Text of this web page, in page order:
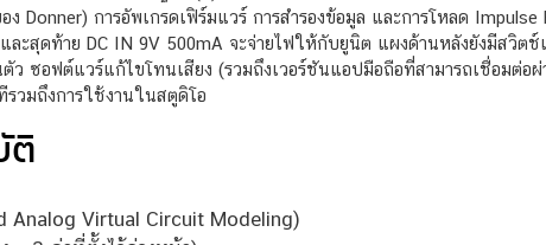
Donner) การอัพเกรดเฟิร์มแวร์ การสำรองข้อมูล และการโหลด
ะสุดท้าย DC IN 9V 500mA จะจ่ายไฟให้กับยูนิต แผงด้านหลังยังมีสวิ
ว ซอฟต์แวร์แก้ไขโทนเสียง (รวมถึงเวอร์ชันแอปมือถือที่สามารถเชื่อมต่
รวมถึงการใช้งานในสตูดิโอ
ติ
Analog Virtual Circuit Modeling)